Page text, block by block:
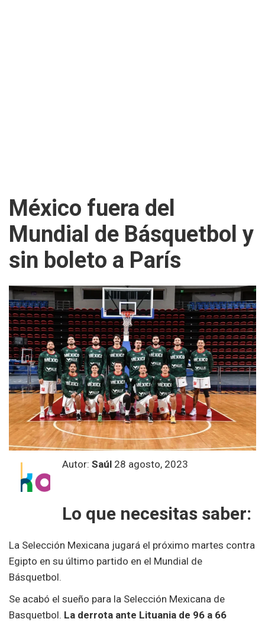
México fuera del
Mundial de Básquetbol y
sin boleto a París
Autor: Saúl 28 agosto, 2023
Lo que necesitas saber:
La Selección Mexicana jugará el próximo martes contra
Egipto en su último partido en el Mundial de
Básquetbol.
Se acabó el sueño para la Selección Mexicana de
Basquetbol. La derrota ante Lituania de 96 a 66